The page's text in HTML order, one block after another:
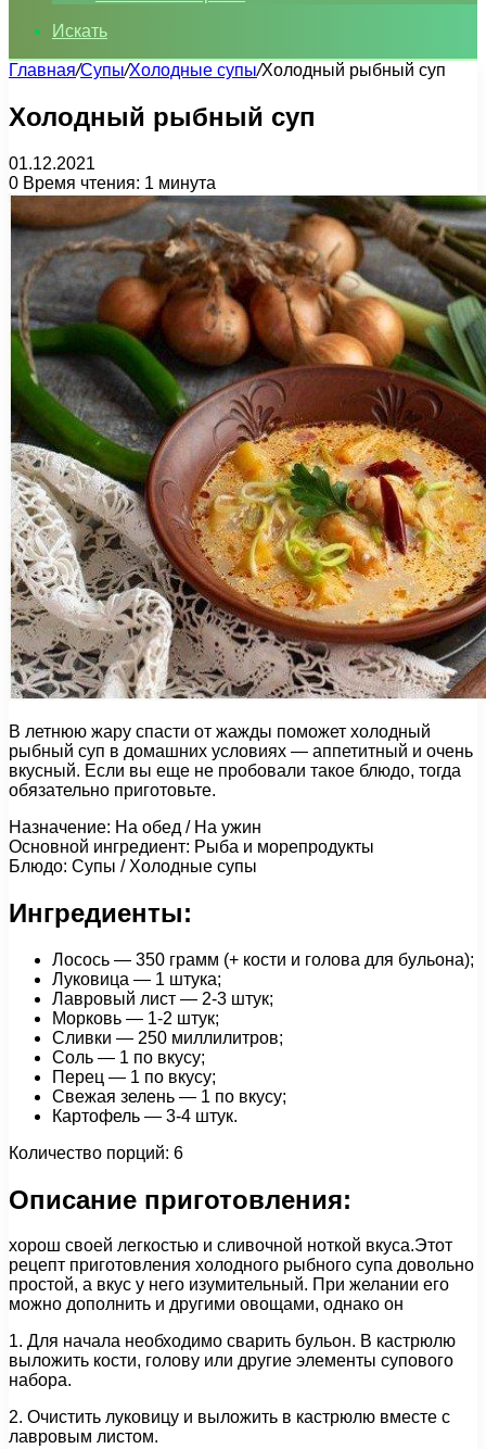
Искать
Главная/Супы/Холодные супы/Холодный рыбный суп
Холодный рыбный суп
01.12.2021
0 Время чтения: 1 минута
В летнюю жару спасти от жажды поможет холодный
рыбный суп в домашних условиях — аппетитный и очень
вкусный. Если вы еще не пробовали такое блюдо, тогда
обязательно приготовьте.
Назначение: На обед / На ужин
Основной ингредиент: Рыба и морепродукты
Блюдо: Супы / Холодные супы
Ингредиенты:
Лосось — 350 грамм (+ кости и голова для бульона);
Луковица — 1 штука;
Лавровый лист — 2-3 штук;
Морковь — 1-2 штук;
Сливки — 250 миллилитров;
Соль — 1 по вкусу;
Перец — 1 по вкусу;
Свежая зелень — 1 по вкусу;
Картофель — 3-4 штук.
Количество порций: 6
Описание приготовления:
хорош своей легкостью и сливочной ноткой вкуса.Этот
рецепт приготовления холодного рыбного супа довольно
простой, а вкус у него изумительный. При желании его
можно дополнить и другими овощами, однако он
1. Для начала необходимо сварить бульон. В кастрюлю
выложить кости, голову или другие элементы супового
набора.
2. Очистить луковицу и выложить в кастрюлю вместе с
лавровым листом.